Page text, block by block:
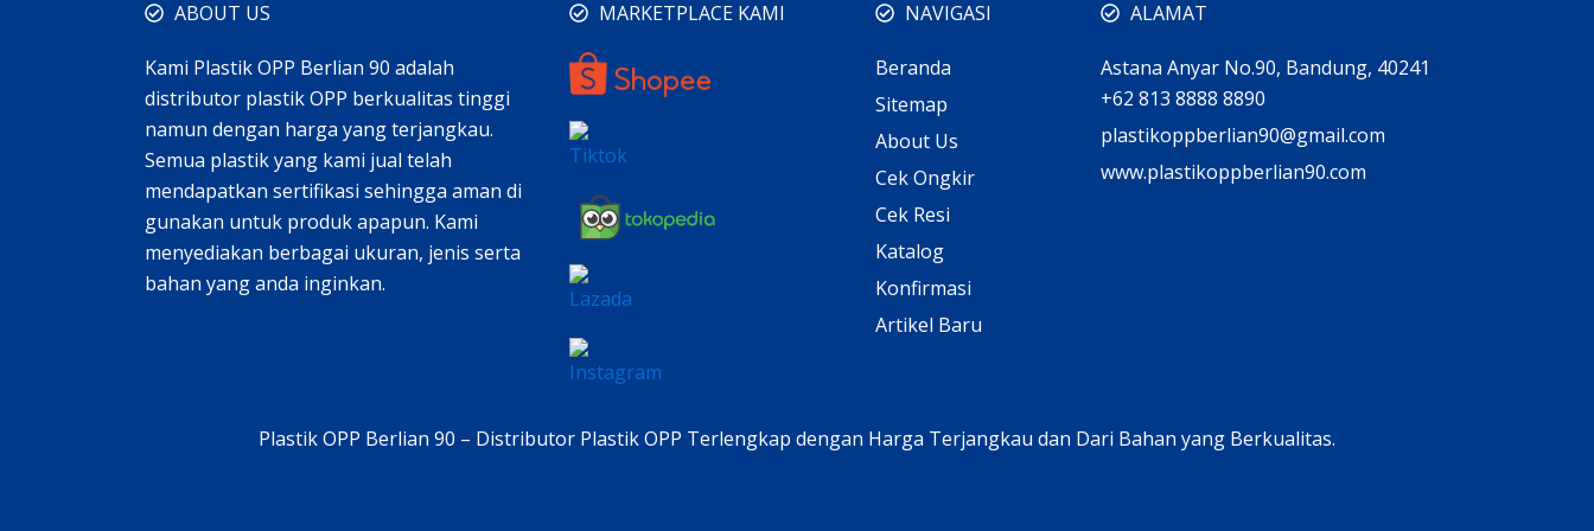
ABOUT US
Kami Plastik OPP Berlian 90 adalah
distributor plastik OPP berkualitas tinggi
namun dengan harga yang terjangkau.
Semua plastik yang kami jual telah
mendapatkan sertifikasi sehingga aman di
gunakan untuk produk apapun. Kami
menyediakan berbagai ukuran, jenis serta
bahan yang anda inginkan.
MARKETPLACE KAMI NAVIGASI
Beranda
Sitemap
About Us
Cek Ongkir
Cek Resi
Katalog
Konfirmasi
Artikel Baru
ALAMAT
Astana Anyar No.90, Bandung, 40241
+62 813 8888 8890
plastikoppberlian90@gmail.com
www.plastikoppberlian90.com
Plastik OPP Berlian 90 – Distributor Plastik OPP Terlengkap dengan Harga Terjangkau dan Dari Bahan yang Berkualitas.